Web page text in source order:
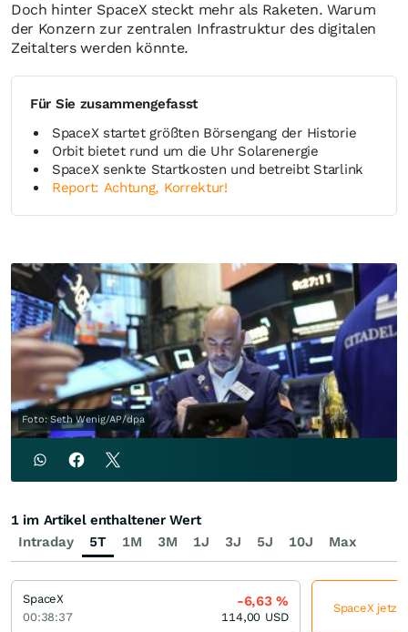
Doch hinter SpaceX steckt mehr als Raketen. Warum
der Konzern zur zentralen Infrastruktur des digitalen
Zeitalters werden könnte.
Für Sie zusammengefasst
SpaceX startet größten Börsengang der Historie
Orbit bietet rund um die Uhr Solarenergie
SpaceX senkte Startkosten und betreibt Starlink
Report: Achtung, Korrektur!
Foto: Seth Wenig/AP/dpa
Intraday 5T 1M 3M 1J 3J 5J 10J Max
1 im Artikel enthaltener Wert
SpaceX
00:38:37
-6,63%
114,00 USD
SpaceX jetzt